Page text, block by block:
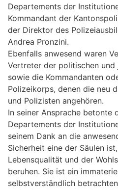
Departements der
Kommandant der
der Direktor des
Andrea Pronzini.
Ebenfalls anwesend waren
Vertreter der politischen und
sowie die Kommandanten
Polizeikorps, denen die neu
und Polizisten angehören.
In seiner Ansprache betonte
Departements der
seinem Dank an die
Sicherheit eine der Säulen
Lebensqualität und der
beruhen. Sie ist ein
selbstverständlich